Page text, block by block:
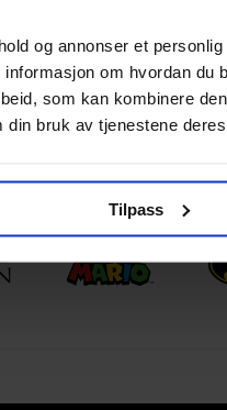
og annonser et
om hvordan du
som kan kombinere
din bruk av tjenestene
Tilpass
Skater